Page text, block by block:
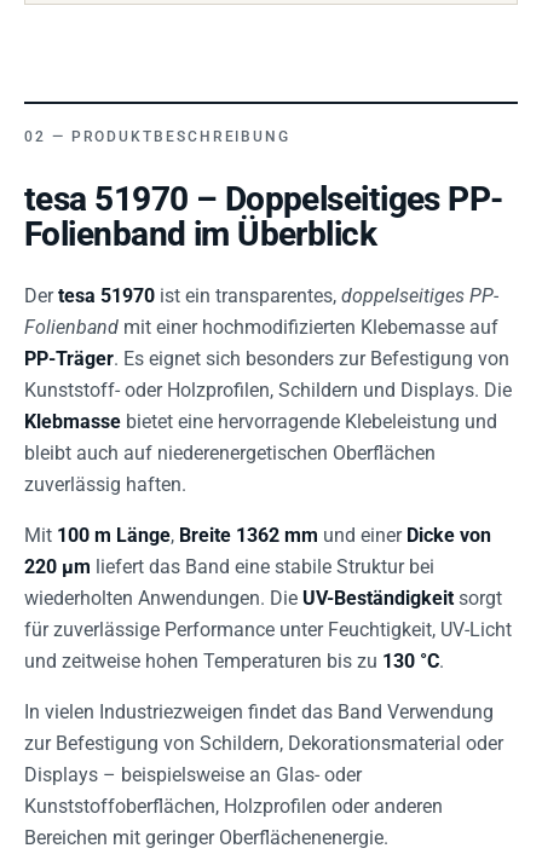
PRODUKTBESCHREIBUNG
tesa 51970 – Doppelseitiges PP-
Folienband im Überblick
Dertesa 51970 ist ein transparentes, doppelseitiges PP-
Folienband mit einer hochmodifizierten Klebemasse auf
PP-Träger. Es eignet sich besonders zur Befestigung von
Kunststoff- oder Holzprofilen, Schildern und Displays. Die
Klebmasse bietet eine hervorragende Klebeleistung und
bleibt auch auf niederenergetischen Oberflächen
zuverlässig haften.
Mit 100 m Länge, Breite 1362 mm und einer Dicke von
220 µm liefert das Band eine stabile Struktur bei
wiederholten Anwendungen. Die UV-Beständigkeit sorgt
für zuverlässige Performance unter Feuchtigkeit, UV-Licht
und zeitweise hohen Temperaturen bis zu 130 °C.
In vielen Industriezweigen findet das Band Verwendung
zur Befestigung von Schildern, Dekorationsmaterial oder
Displays – beispielsweise an Glas- oder
Kunststoffoberflächen, Holzprofilen oder anderen
Bereichen mit geringer Oberflächenenergie.